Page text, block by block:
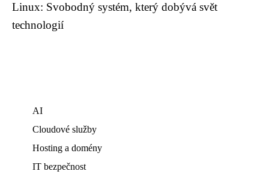
Linux: Svobodný systém, který dobývá svět
technologií
AI
Cloudové služby
Hosting a domény
IT bezpečnost